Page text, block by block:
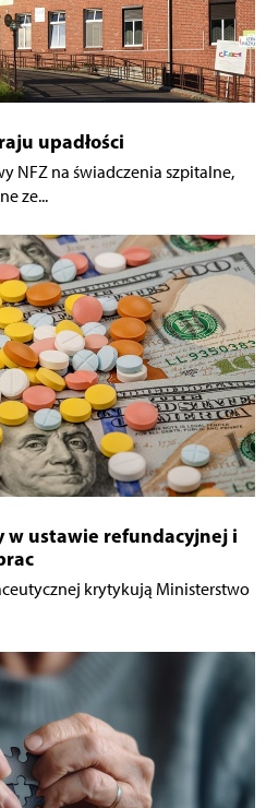
upadłości
NFZ na świadczenia szpitalne,
ze...
w ustawie refundacyjnej i
krytykują Ministerstwo